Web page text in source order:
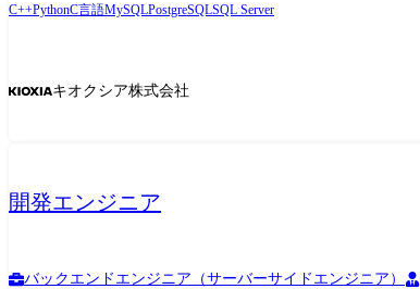
C++PythonC言語MySQLPostgreSQLSQL Server
キオクシア株式会社
開発エンジニア
バックエンドエンジニア（サーバーサイドエンジニア）